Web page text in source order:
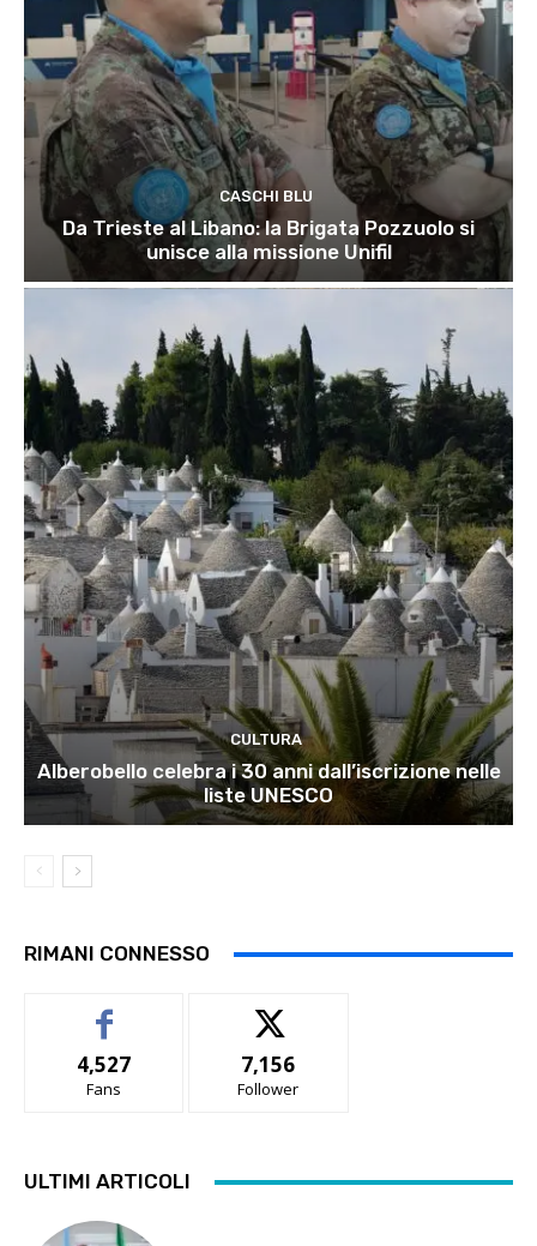
CASCHI BLU
Da Trieste al Libano: la Brigata Pozzuolo si
unisce alla missione Unifil
CULTURA
Alberobello celebra i 30 anni dall’iscrizione nelle
liste UNESCO
RIMANI CONNESSO
4,527
Fans
7,156
Follower
ULTIMI ARTICOLI